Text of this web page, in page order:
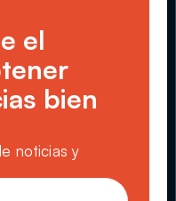
el
bien
noticias y